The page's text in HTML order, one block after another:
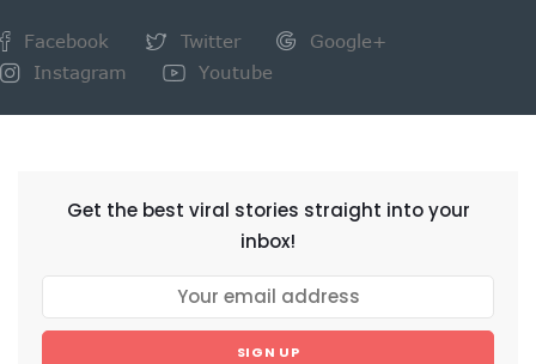
Facebook Twitter
Google+
Instagram
Youtube
Get the best viral stories straight into your
inbox!
SIGN UP